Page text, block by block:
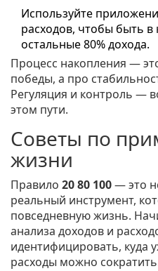
Используйте
расходов, чтобы быть в
остальные 80% дохода.
Процесс накопления —
победы, а про
Регуляция и контроль —
этом пути.
Советы по
жизни
Правило 20 80 100— это
реальный инструмент,
повседневную жизнь.
анализа доходов и
идентифицировать, куда
расходы можно